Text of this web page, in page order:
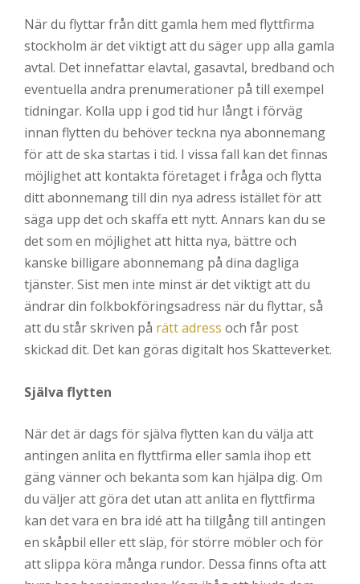
När du flyttar från ditt gamla hem med flyttfirma
stockholm är det viktigt att du säger upp alla gamla
avtal. Det innefattar elavtal, gasavtal, bredband och
eventuella andra prenumerationer på till exempel
tidningar. Kolla upp i god tid hur långt i förväg
innan flytten du behöver teckna nya abonnemang
för att de ska startas i tid. I vissa fall kan det finnas
möjlighet att kontakta företaget i fråga och flytta
ditt abonnemang till din nya adress istället för att
säga upp det och skaffa ett nytt. Annars kan du se
det som en möjlighet att hitta nya, bättre och
kanske billigare abonnemang på dina dagliga
tjänster. Sist men inte minst är det viktigt att du
ändrar din folkbokföringsadress när du flyttar, så
att du står skriven på rätt adress och får post
skickad dit. Det kan göras digitalt hos Skatteverket.
Själva flytten
När det är dags för själva flytten kan du välja att
antingen anlita en flyttfirma eller samla ihop ett
gäng vänner och bekanta som kan hjälpa dig. Om
du väljer att göra det utan att anlita en flyttfirma
kan det vara en bra idé att ha tillgång till antingen
en skåpbil eller ett släp, för större möbler och för
att slippa köra många rundor. Dessa finns ofta att